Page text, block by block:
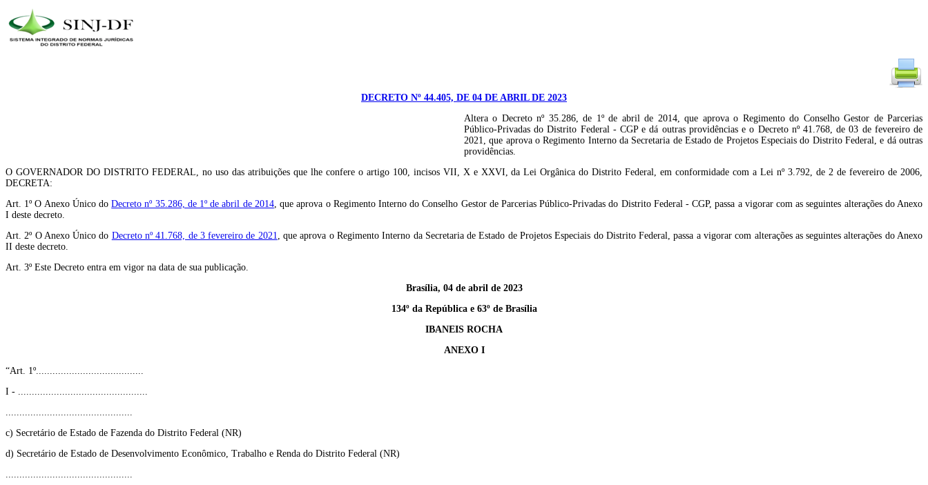
DECRETO Nº 44.405, DE 04 DE ABRIL DE 2023
Altera o Decreto nº 35.286, de 1º de abril de 2014, que aprova o Regimento do Conselho Gestor de Parcerias
Público-Privadas do Distrito Federal - CGP e dá outras providências e o Decreto nº 41.768, de 03 de fevereiro de
2021, que aprova o Regimento Interno da Secretaria de Estado de Projetos Especiais do Distrito Federal, e dá outras
providências.
O GOVERNADOR DO DISTRITO FEDERAL, no uso das atribuições que lhe confere o artigo 100, incisos VII, X e XXVI, da Lei Orgânica do Distrito Federal, em conformidade com a Lei nº 3.792, de 2 de fevereiro de 2006,
DECRETA:
Art. 1º O Anexo Único doDecreto nº 35.286, de 1º de abril de 2014, que aprova o Regimento Interno do Conselho Gestor de Parcerias Público-Privadas do Distrito Federal - CGP, passa a vigorar com as seguintes alterações do Anexo
I deste decreto.
Art. 2º O Anexo Único do Decreto nº 41.768, de 3 fevereiro de 2021, que aprova o Regimento Interno da Secretaria de Estado de Projetos Especiais do Distrito Federal, passa a vigorar com alterações as seguintes alterações do Anexo
II deste decreto.
Art. 3º Este Decreto entra em vigor na data de sua publicação.
Brasília, 04 de abril de 2023
134º da República e 63º de Brasília
IBANEIS ROCHA
ANEXO I
“Art. 1º.......................................
I - ...............................................
..............................................
c) Secretário de Estado de Fazenda do Distrito Federal (NR)
d) Secretário de Estado de Desenvolvimento Econômico, Trabalho e Renda do Distrito Federal (NR)
..............................................